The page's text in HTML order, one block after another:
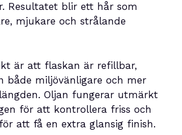
Resultatet blir ett hår som
mjukare och strålande
är att flaskan är refillbar,
både miljövänligare och mer
Oljan fungerar utmärkt
för att kontrollera friss och
att få en extra glansig finish.